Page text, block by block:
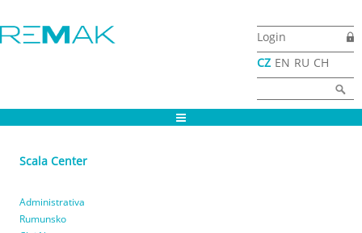
Login
CZ EN RU CH
Scala Center
Administrativa
Rumunsko